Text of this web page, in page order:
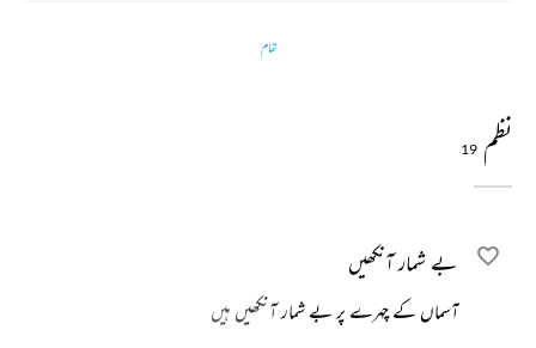
تمام
نظم 19
بے شمار آنکھیں
آسماں کے چہرے پر بے شمار آنکھیں ہیں